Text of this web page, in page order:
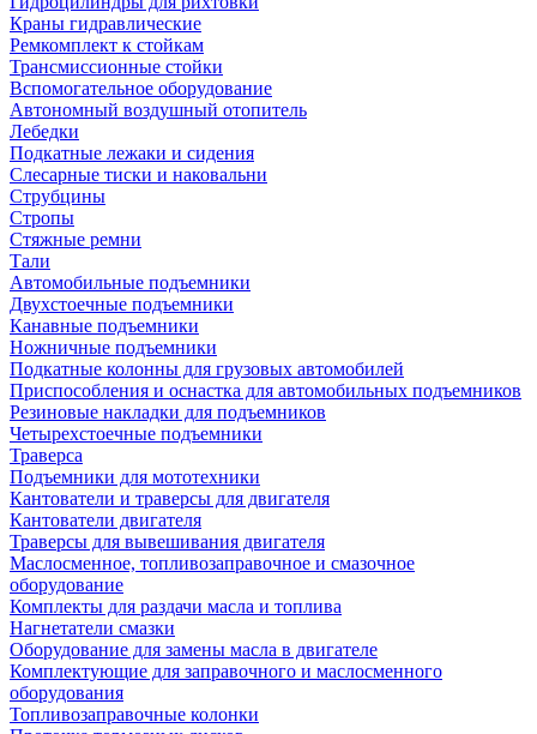
Краны гидравлические
Ремкомплект к стойкам
Трансмиссионные стойки
Вспомогательное оборудование
Автономный воздушный отопитель
Лебедки
Подкатные лежаки и сидения
Слесарные тиски и наковальни
Струбцины
Стропы
Стяжные ремни
Тали
Автомобильные подъемники
Двухстоечные подъемники
Канавные подъемники
Ножничные подъемники
Подкатные колонны для грузовых автомобилей
Приспособления и оснастка для автомобильных подъемников
Резиновые накладки для подъемников
Четырехстоечные подъемники
Траверса
Подъемники для мототехники
Кантователи и траверсы для двигателя
Кантователи двигателя
Траверсы для вывешивания двигателя
Маслосменное, топливозаправочное и смазочное
оборудование
Комплекты для раздачи масла и топлива
Нагнетатели смазки
Оборудование для замены масла в двигателе
Комплектующие для заправочного и маслосменного
оборудования
Топливозаправочные колонки